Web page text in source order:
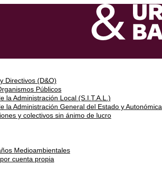
Directivos (D&O)
Públicos
la Administración Local (S.I.T.A.L.)
la Administración General del Estado y Autonómica
y colectivos sin ánimo de lucro
Medioambientales
cuenta propia